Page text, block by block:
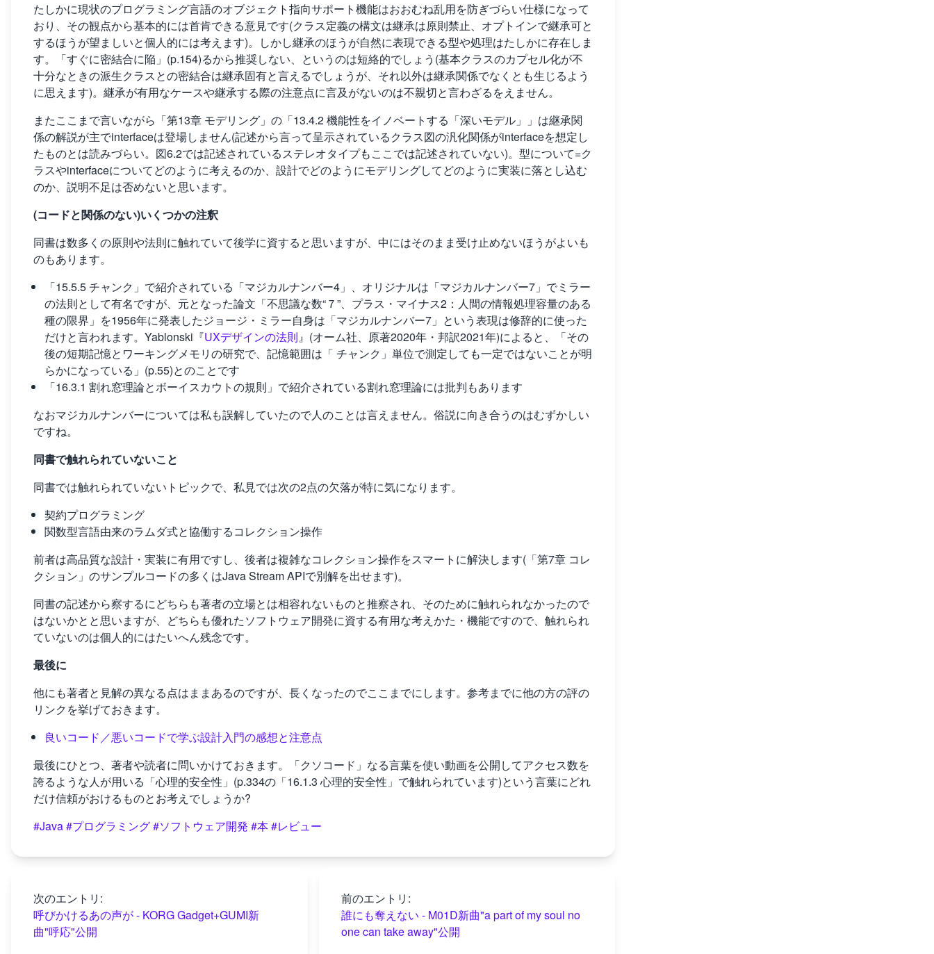
たしかに現状のプログラミング言語のオブジェクト指向サポート機能はおおむね乱用を防ぎづらい仕様になって
おり、その観点から基本的には首肯できる意見です(クラス定義の構文は継承は原則禁止、オプトインで継承可と
するほうが望ましいと個人的には考えます)。しかし継承のほうが自然に表現できる型や処理はたしかに存在しま
す。「すぐに密結合に陥」(p.154)るから推奨しない、というのは短絡的でしょう(基本クラスのカプセル化が不
十分なときの派生クラスとの密結合は継承固有と言えるでしょうが、それ以外は継承関係でなくとも生じるよう
に思えます)。継承が有用なケースや継承する際の注意点に言及がないのは不親切と言わざるをえません。
またここまで言いながら「第13章 モデリング」の「13.4.2 機能性をイノベートする「深いモデル」」は継承関
係の解説が主でinterfaceは登場しません(記述から言って呈示されているクラス図の汎化関係がinterfaceを想定し
たものとは読みづらい。図6.2では記述されているステレオタイプもここでは記述されていない)。型について=ク
ラスやinterfaceについてどのように考えるのか、設計でどのようにモデリングしてどのように実装に落とし込む
のか、説明不足は否めないと思います。
(コードと関係のない)いくつかの注釈
同書は数多くの原則や法則に触れていて後学に資すると思いますが、中にはそのまま受け止めないほうがよいも
のもあります。
「15.5.5 チャンク」で紹介されている「マジカルナンバー4」、オリジナルは「マジカルナンバー7」でミラー
の法則として有名ですが、元となった論文「不思議な数“７”、プラス・マイナス2：人間の情報処理容量のある
種の限界」を1956年に発表したジョージ・ミラー自身は「マジカルナンバー7」という表現は修辞的に使った
だけと言われます。Yablonski『UXデザインの法則』(オーム社、原著2020年・邦訳2021年)によると、「その
後の短期記憶とワーキングメモリの研究で、記憶範囲は「 チャンク」単位で測定しても一定ではないことが明
らかになっている」(p.55)とのことです
「16.3.1 割れ窓理論とボーイスカウトの規則」で紹介されている割れ窓理論には批判もあります
なおマジカルナンバーについては私も誤解していたので人のことは言えません。俗説に向き合うのはむずかしい
ですね。
同書で触れられていないこと
同書では触れられていないトピックで、私見では次の2点の欠落が特に気になります。
契約プログラミング
関数型言語由来のラムダ式と協働するコレクション操作
前者は高品質な設計・実装に有用ですし、後者は複雑なコレクション操作をスマートに解決します(「第7章 コレ
クション」のサンプルコードの多くはJava Stream APIで別解を出せます)。
同書の記述から察するにどちらも著者の立場とは相容れないものと推察され、そのために触れられなかったので
はないかとと思いますが、どちらも優れたソフトウェア開発に資する有用な考えかた・機能ですので、触れられ
ていないのは個人的にはたいへん残念です。
最後に
他にも著者と見解の異なる点はままあるのですが、長くなったのでここまでにします。参考までに他の方の評の
リンクを挙げておきます。
良いコード／悪いコードで学ぶ設計入門の感想と注意点
最後にひとつ、著者や読者に問いかけておきます。「クソコード」なる言葉を使い動画を公開してアクセス数を
誇るような人が用いる「心理的安全性」(p.334の「16.1.3 心理的安全性」で触れられています)という言葉にどれ
だけ信頼がおけるものとお考えでしょうか?
#Java#プログラミング#ソフトウェア開発 #本#レビュー
次のエントリ:
呼びかけるあの声が - KORG Gadget+GUMI新
曲"呼応"公開
前のエントリ:
誰にも奪えない - M01D新曲"a part of my soul no
one can take away"公開